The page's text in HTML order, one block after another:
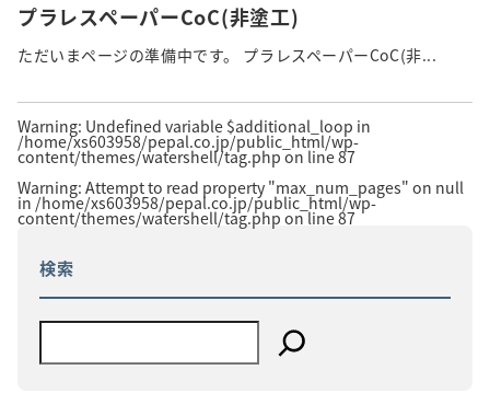
プラレスペーパーCoC(非塗工)
ただいまページの準備中です。 プラレスペーパーCoC(非...
Warning: Undefined variable $additional_loop in
/home/xs603958/pepal.co.jp/public_html/wp-
content/themes/watershell/tag.phpon line87
Warning: Attempt to read property "max_num_pages" on null
in /home/xs603958/pepal.co.jp/public_html/wp-
content/themes/watershell/tag.php on line87
検索